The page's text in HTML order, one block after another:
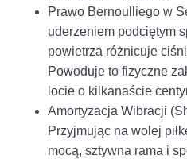
Prawo Bernoulliego w
uderzeniem podciętym
powietrza różnicuje
Powoduje to fizyczne
locie o kilkanaście
Amortyzacja Wibracji
Przyjmując na wolej
mocą, sztywna rama i